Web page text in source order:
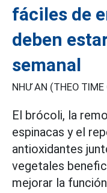
fáciles de
deben
semanal
NHƯ AN (THEO TIME
El brócoli, la
espinacas y el
antioxidantes
vegetales
mejorar la función